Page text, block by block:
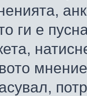
ги е